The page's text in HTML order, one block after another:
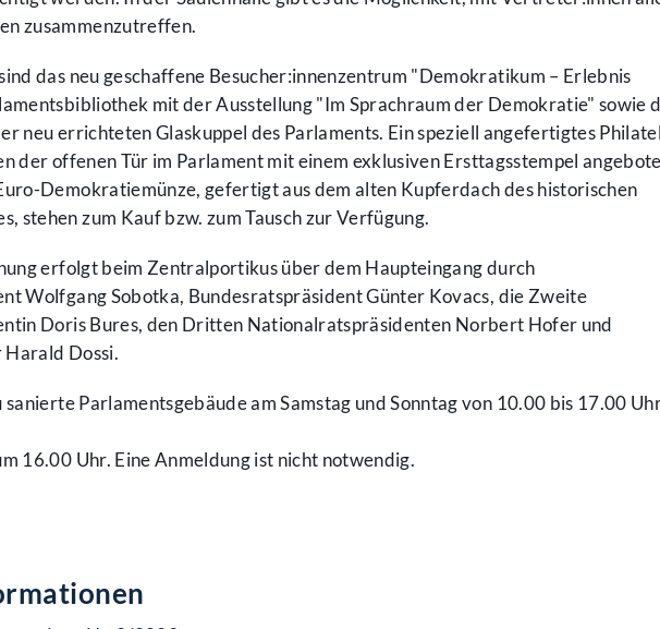
zusammenzutreffen.
das neu geschaffene Besucher:innenzentrum "Demokratikum – Erlebnis
mit der Ausstellung "Im Sprachraum der Demokratie" sowie
neu errichteten Glaskuppel des Parlaments. Ein speziell angefertigtes
der offenen Tür im Parlament mit einem exklusiven Ersttagsstempel
Demokratiemünze, gefertigt aus dem alten Kupferdach des historischen
stehen zum Kauf bzw. zum Tausch zur Verfügung.
erfolgt beim Zentralportikus über dem Haupteingang durch
Wolfgang Sobotka, Bundesratspräsident Günter Kovacs, die Zweite
Doris Bures, den Dritten Nationalratspräsidenten Norbert Hofer und
Dossi.
Parlamentsgebäude am Samstag und Sonntag von 10.00 bis 17.00
16.00 Uhr. Eine Anmeldung ist nicht notwendig.